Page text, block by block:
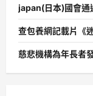
japan(日本)國會通
查包養網記載片《
慈悲機構為年長者